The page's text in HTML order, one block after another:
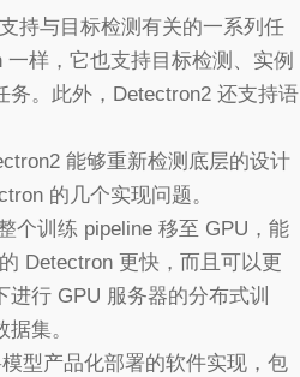
持与目标检测有关的一系列任
样，它也支持目标检测、实例
务。此外，Detectron2 还支持语
能够重新检测底层的设计
的几个实现问题。
个训练 pipeline 移至 GPU，能
Detectron 更快，而且可以更
行 GPU 服务器的分布式训
集。
型产品化部署的软件实现，包